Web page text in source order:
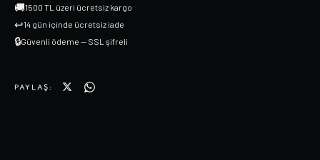
🚚1500 TL üzeri ücretsiz kargo
↩14 gün içinde ücretsiz iade
🔒Güvenli ödeme — SSL şifreli
PAYLAŞ: